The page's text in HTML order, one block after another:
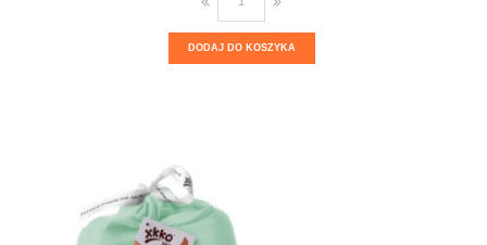
DODAJ DO KOSZYKA